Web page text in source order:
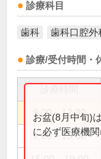
診療科目
歯科 歯科口腔外
診療/受付時間・
9:00～12:30
9:00～13:00
お盆(8月中旬)
に必ず医療機